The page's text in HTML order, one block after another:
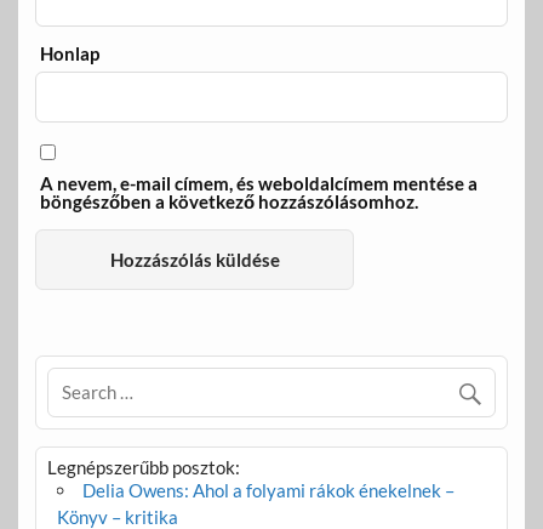
Honlap
A nevem, e-mail címem, és weboldalcímem mentése a
böngészőben a következő hozzászólásomhoz.
Legnépszerűbb posztok:
Delia Owens: Ahol a folyami rákok énekelnek –
Könyv – kritika